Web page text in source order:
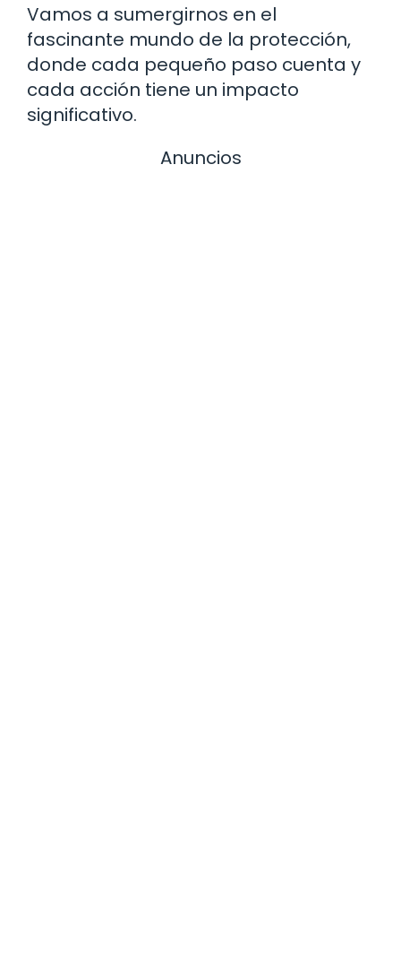
Vamos a sumergirnos en el
fascinante mundo de la protección,
donde cada pequeño paso cuenta y
cada acción tiene un impacto
significativo.
Anuncios